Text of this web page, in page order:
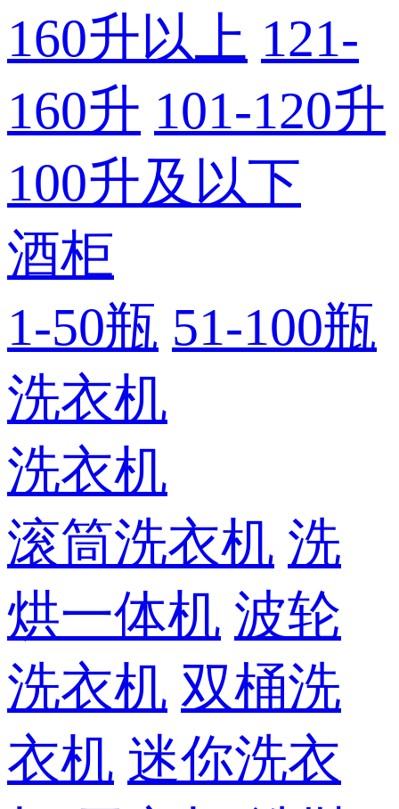
160升以上 121-
160升 101-120升
100升及以下
酒柜
1-50瓶 51-100瓶
洗衣机
洗衣机
滚筒洗衣机 洗
烘一体机 波轮
洗衣机 双桶洗
衣机 迷你洗衣